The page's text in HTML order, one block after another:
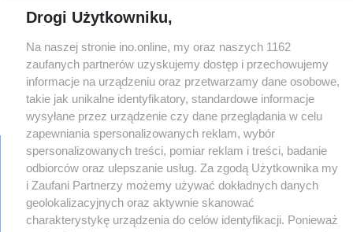
regulamin
reklama
redakcja
Drogi Użytkowniku,
Na naszej stronie ino.online, my oraz naszych 1162
zaufanych partnerów uzyskujemy dostęp i przechowujemy
informacje na urządzeniu oraz przetwarzamy dane osobowe,
takie jak unikalne identyfikatory, standardowe informacje
wysyłane przez urządzenie czy dane przeglądania w celu
zapewniania spersonalizowanych reklam, wybór
spersonalizowanych treści, pomiar reklam i treści, badanie
odbiorców oraz ulepszanie usług. Za zgodą Użytkownika my
i Zaufani Partnerzy możemy używać dokładnych danych
geolokalizacyjnych oraz aktywnie skanować
charakterystykę urządzenia do celów identyfikacji. Ponieważ